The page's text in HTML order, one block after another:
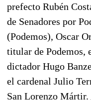
prefecto Rubén
de Senadores por
(Podemos), Oscar
titular de Podemos,
dictador Hugo
el cardenal Julio
San Lorenzo Mártir.